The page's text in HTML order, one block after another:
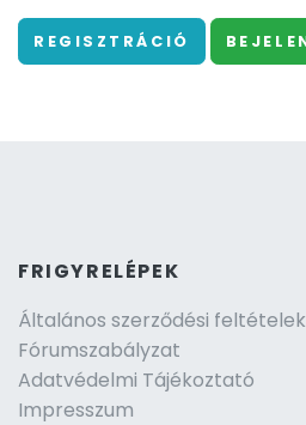
REGISZTRÁCIÓ
FRIGYRELÉPEK
Általános szerződési feltételek
Fórumszabályzat
Adatvédelmi Tájékoztató
Impresszum